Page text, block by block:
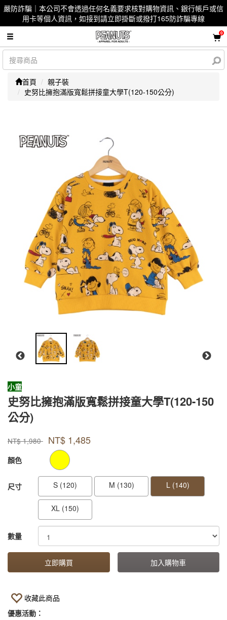
嚴防詐騙｜本公司不會透過任何名義要求核對購物資訊、銀行帳戶或信
用卡等個人資訊，如接到請立即掛斷或撥打165防詐騙專線
0
首頁
親子裝
史努比擁抱滿版寬鬆拼接童大學T(120-150公分)
小童
史努比擁抱滿版寬鬆拼接童大學T(120-150
公分)
PKBAC011
PKBAC011
Peanuts
NT$1,980 NT$ 1,485
GOODS000000000000001099508
顏色
尺寸 S (120) M (130) L (140)
XL (150)
數量
立即購買 加入購物車
收藏此商品
優惠活動：